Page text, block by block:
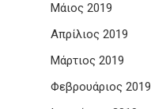
Μάιος 2019
Απρίλιος 2019
Μάρτιος 2019
Φεβρουάριος 2019